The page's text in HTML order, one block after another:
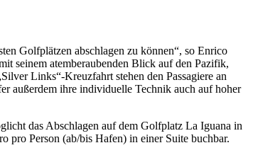
Golfplätzen abschlagen zu können“, so Enrico
seinem atemberaubenden Blick auf den Pazifik,
Links“-Kreuzfahrt stehen den Passagiere an
außerdem ihre individuelle Technik auch auf hoher
das Abschlagen auf dem Golfplatz La Iguana in
pro Person (ab/bis Hafen) in einer Suite buchbar.